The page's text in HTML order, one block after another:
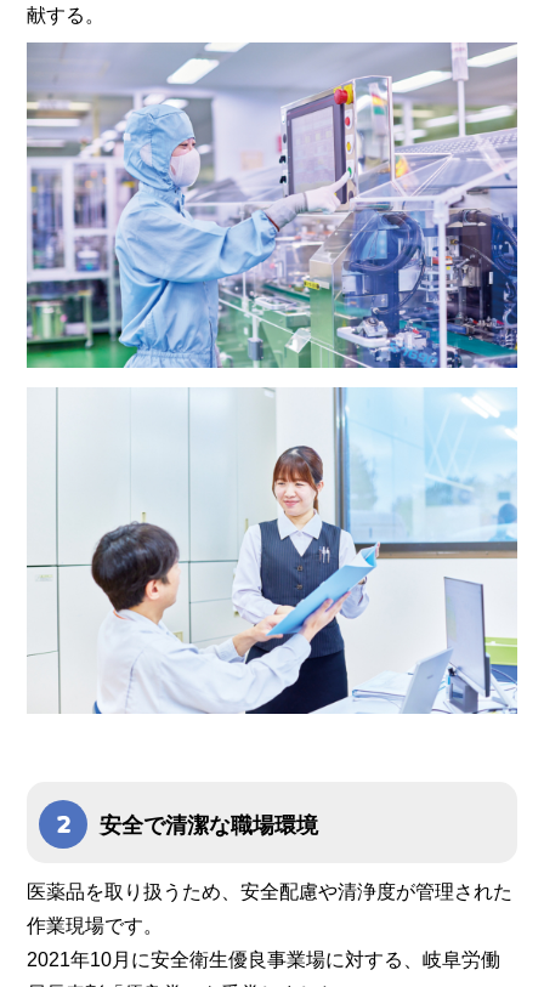
献する。
安全で清潔な職場環境
医薬品を取り扱うため、安全配慮や清浄度が管理された
作業現場です。
2021年10月に安全衛生優良事業場に対する、岐阜労働